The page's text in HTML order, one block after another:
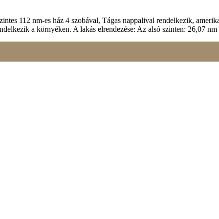
112 nm-es ház 4 szobával, Tágas nappalival rendelkezik,
a környéken. A lakás elrendezése: Az alsó szinten: 26,07